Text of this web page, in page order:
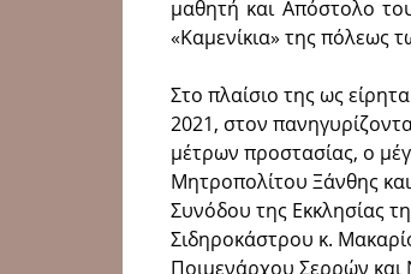
μαθητή και Απόστολο
«Καμενίκια» της πόλεως
Στο πλαίσιο της ως
2021, στον
μέτρων προστασίας, ο
Μητροπολίτου Ξάνθης
Συνόδου της Εκκλησίας
Σιδηροκάστρου κ.
Ποιμενάρχου Σερρών και